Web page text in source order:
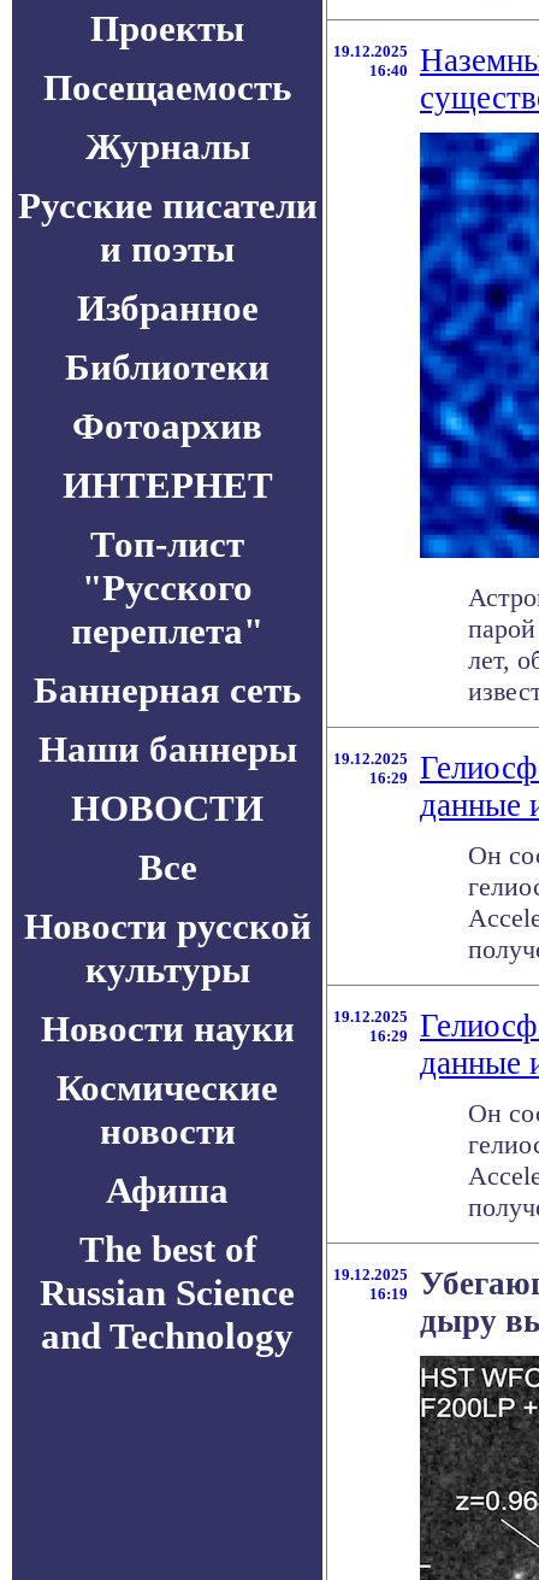
Проекты
Посещаемость
Журналы
Русские писатели
и поэты
Избранное
Библиотеки
Фотоархив
ИНТЕРНЕТ
Топ-лист
"Русского
переплета"
Баннерная сеть
Наши баннеры
НОВОСТИ
Все
Новости русской
культуры
Новости науки
Космические
новости
Афиша
The best of
Russian Science
and Technology
19.12.2025
16:40
лет,
19.12.2025
16:29
данные
Он
19.12.2025
16:29
данные
Он
19.12.2025
16:19
дыру